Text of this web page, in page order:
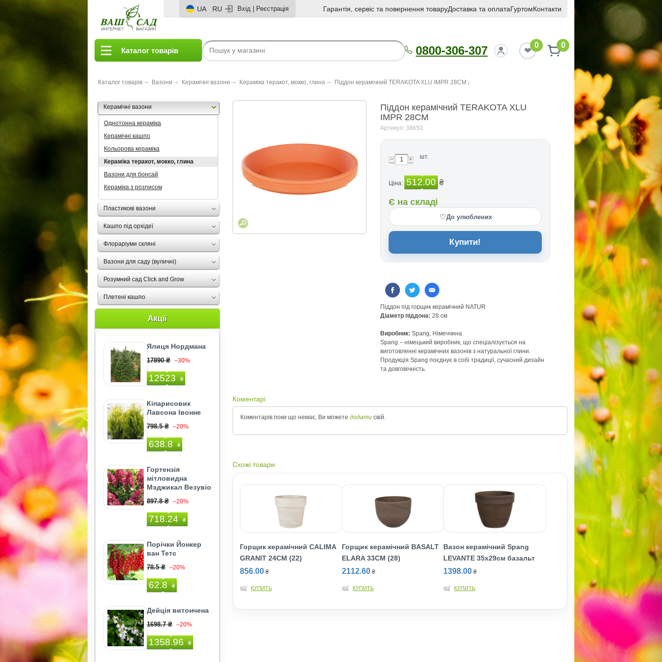
UA RU Вхід Реєстрація Гарантія, сервіс та повернення товаруДоставка та оплатаГуртомКонтакти
Каталог товарів 0800-306-307 0 0
Каталог товарів Вазони Керамічні вазони Кераміка теракот, мокко, глина Піддон керамічний TERAKOTA XLU IMPR 28CM
Керамічні вазони
Однотонна кераміка
Керамічні кашпо
Кольорова кераміка
Кераміка теракот, мокко, глина
Вазони для бонсай
Кераміка з розписом
Пластикові вазони
Кашпо під орхідеї
Флораріуми скляні
Вазони для саду (вуличні)
Розумний сад Click and Grow
Плетені кашпо
Акції
Ялиця Нордмана
17890 ₴ –30%
12523 ₴
Кіпарисовик
Лавсона Івонне
798.5 ₴ –20%
638.8 ₴
Гортензія
мітловидна
Мэджикал Везувіо
897.8 ₴ –20%
718.24 ₴
Порічки Йонкер
ван Тетс
78.5 ₴ –20%
62.8 ₴
Дейція витончена
1698.7 ₴ –20%
1358.96 ₴
Піддон керамічний TERAKOTA XLU
IMPR 28CM
Артикул: 38650
шт.
Ціна: 512.00 ₴
Є на складі
♡До улюблених
Купити!
Пiддон пiд горщик керамiчний NATUR
Діаметр пiддона: 28 см
Виробник: Spang, Німеччина
Spang – німецький виробник, що спеціалізується на
виготовленні керамічних вазонів з натуральної глини.
Продукція Spang поєднує в собі традиції, сучасний дизайн
та довговічність.
Коментарі
Коментарів поки що немає, Ви можете додати свій.
Схожі товари
Горщик керамічний CALIMA
GRANIT 24CM (22)
856.00 ₴
КУПИТЬ
Горщик керамiчний BASALT
ELARA 33СМ (28)
2112.60 ₴
КУПИТЬ
Вазон керамічний Spang
LEVANTE 35х29см базальт
1398.00 ₴
КУПИТЬ